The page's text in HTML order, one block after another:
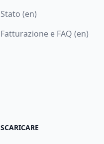
Stato (en)
Fatturazione e FAQ (en)
SCARICARE